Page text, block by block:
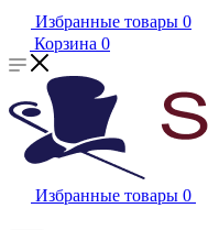
Избранные товары 0
Корзина 0
Избранные товары 0